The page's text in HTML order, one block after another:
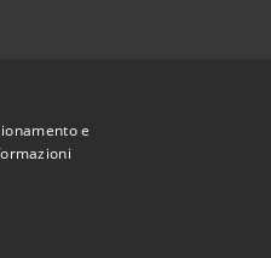
e